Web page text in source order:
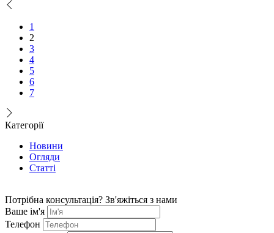
1
2
3
4
5
6
7
Категорії
Новини
Огляди
Статті
Потрібна консультація? Зв'яжіться з нами
Ваше ім'я
Телефон